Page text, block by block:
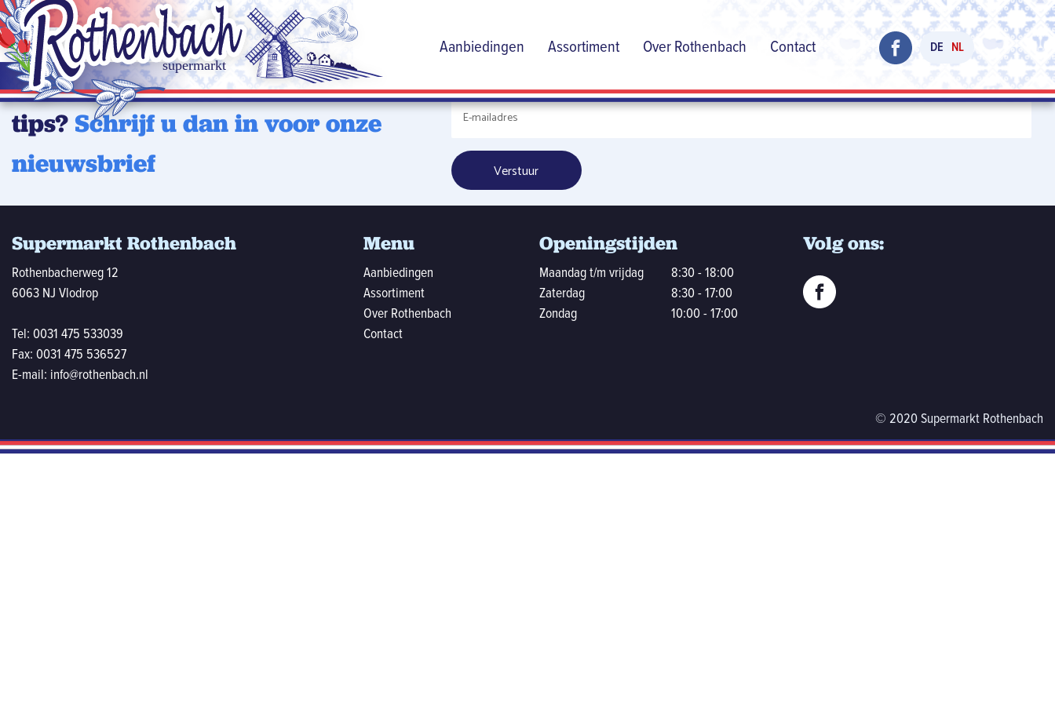
Aanbiedingen Assortiment Over Rothenbach Contact DE NL
Wilt u op de hoogte blijven de
laatste aanbiedingen of handige
tips? Schrijf u dan in voor onze
nieuwsbrief
Supermarkt Rothenbach
Rothenbacherweg 12
6063 NJ Vlodrop
Tel: 0031 475 533039
Fax: 0031 475 536527
E-mail: info@rothenbach.nl
Menu
Aanbiedingen
Assortiment
Over Rothenbach
Contact
Openingstijden
Maandag t/m vrijdag
8:30 - 18:00
Zaterdag
8:30 - 17:00
Zondag
10:00 - 17:00
Volg ons:
© 2020 Supermarkt Rothenbach